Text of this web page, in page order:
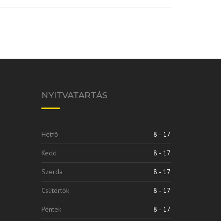
NYITVATARTÁS
Hétfő 8 - 17
Kedd 8 - 17
Szerda 8 - 17
Csütörtök 8 - 17
Péntek 8 - 17